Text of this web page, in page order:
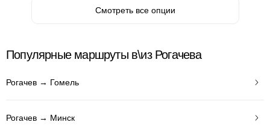
Смотреть все опции
Популярные маршруты в\из Рогачева
Рогачев → Гомель
Рогачев → Минск